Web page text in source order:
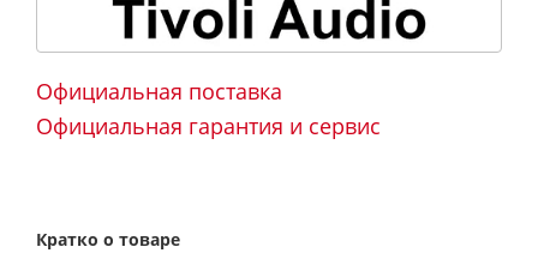
Официальная поставка
Официальная гарантия и сервис
Кратко о товаре